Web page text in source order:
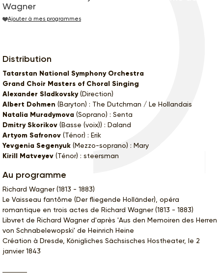
Wagner
Ajouter à mes programmes
Distribution
Tatarstan National Symphony Orchestra
Grand Choir Masters of Choral Singing
Alexander Sladkovsky(Direction)
Albert Dohmen (Baryton) : The Dutchman / Le Hollandais
Natalia Muradymova (Soprano) : Senta
Dmitry Skorikov (Basse (voix)) : Daland
Artyom Safronov (Ténor) : Erik
Yevgenia Segenyuk (Mezzo-soprano) : Mary
Kirill Matveyev (Ténor) : steersman
Au programme
Richard Wagner (1813 - 1883)
Le Vaisseau fantôme (Der fliegende Holländer), opéra
romantique en trois actes de Richard Wagner (1813 - 1883)
Libvret de Richard Wagner d'après 'Aus den Memoiren des Herren
von Schnabelewopski' de Heinrich Heine
Création à Dresde, Königliches Sächsisches Hostheater, le 2
janvier 1843